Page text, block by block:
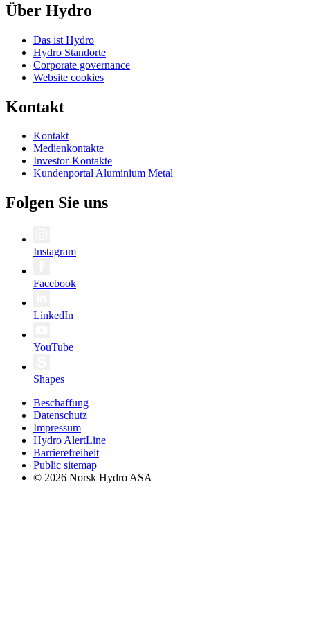
Über Hydro
Das ist Hydro
Hydro Standorte
Corporate governance
Website cookies
Kontakt
Kontakt
Medienkontakte
Investor-Kontakte
Kundenportal Aluminium Metal
Folgen Sie uns
Instagram
Facebook
LinkedIn
YouTube
Shapes
Beschaffung
Datenschutz
Impressum
Hydro AlertLine
Barrierefreiheit
Public sitemap
© 2026 Norsk Hydro ASA